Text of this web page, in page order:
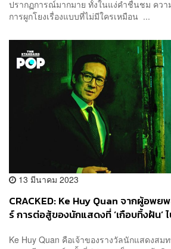
ปรากฏการณ์มากมาย ทั้งในแง่คำชื่นชม ควา
การผูกโยงเรื่องแบบที่ไม่มีใครเหมือน ...
13 มีนาคม 2023
CRACKED: Ke Huy Quan จากผู้อพย
ร์ การต่อสู้ของนักแสดงที่ ‘เกือบทิ้งฝัน’
Ke Huy Quan คือเจ้าของรางวัลนักแสดงส